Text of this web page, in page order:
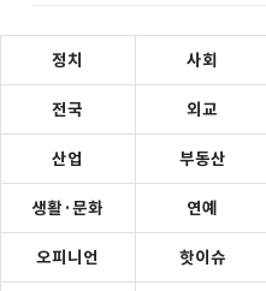
정치 사회
전국 외교
산업 부동산
생활·문화 연예
오피니언 핫이슈